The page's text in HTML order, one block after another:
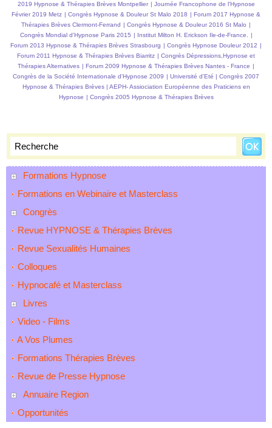
Formations Hypnose
Formations en Webinaire et Masterclass
Congrès
Revue HYPNOSE & Thérapies Brèves
Revue Sexualités Humaines
Colloques
Hypnocafé et Masterclass
Livres
Video - Films
A Vos Plumes
Formations Thérapies Brèves
Revue de Presse Hypnose
Annuaire Region
Opportunités
2019 Hypnose & Thérapies Brèves Montpellier | Journée Francophone de l'Hypnose
Février 2019 Metz | Congrès Hypnose & Douleur St Malo 2018 | Forum 2017 Hypnose &
Thérapies Brèves Clermont-Ferrand | Congrès Hypnose & Douleur 2016 St Malo |
Congrès Mondial d'Hypnose Paris 2015 | Institut Milton H. Erickson Ile-de-France. |
Forum 2013 Hypnose & Thérapies Brèves Strasbourg | Congrès Hypnose Douleur 2012 |
Forum 2011 Hypnose & Thérapies Brèves Biarritz | Congrès Dépressions,Hypnose et
Thérapies Alternatives | Forum 2009 Hypnose & Thérapies Brèves Nantes - France |
Congrès de la Société Internationale d'Hypnose 2009 | Université d'Eté | Congrès 2007
Hypnose & Thérapies Brèves | AEPH- Assiociation Européenne des Praticiens en
Hypnose | Congrès 2005 Hypnose & Thérapies Brèves